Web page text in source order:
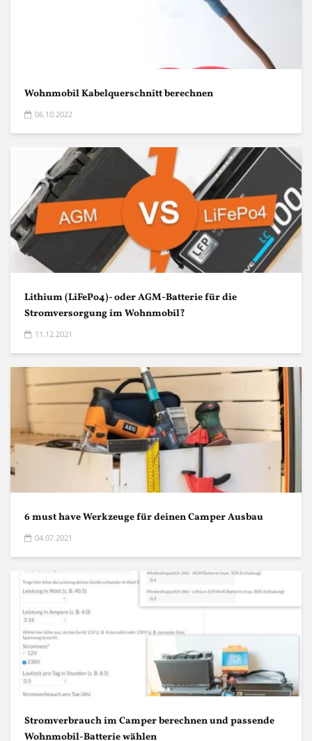
Wohnmobil Kabelquerschnitt berechnen
06.10.2022
Lithium (LiFePo4)- oder AGM-Batterie für die
Stromversorgung im Wohnmobil?
11.12.2021
6 must have Werkzeuge für deinen Camper Ausbau
04.07.2021
Stromverbrauch im Camper berechnen und passende
Wohnmobil-Batterie wählen